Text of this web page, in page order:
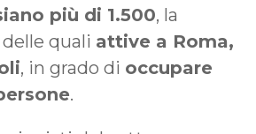
più di 1.500, la
quali attive a Roma,
, in grado di occupare
.